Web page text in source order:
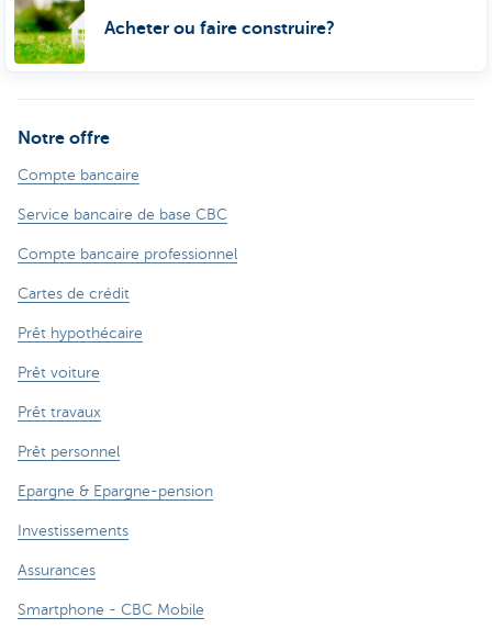
Acheter ou faire construire?
Notre offre
Compte bancaire
Service bancaire de base CBC
Compte bancaire professionnel
Cartes de crédit
Prêt hypothécaire
Prêt voiture
Prêt travaux
Prêt personnel
Epargne & Epargne-pension
Investissements
Assurances
Smartphone - CBC Mobile